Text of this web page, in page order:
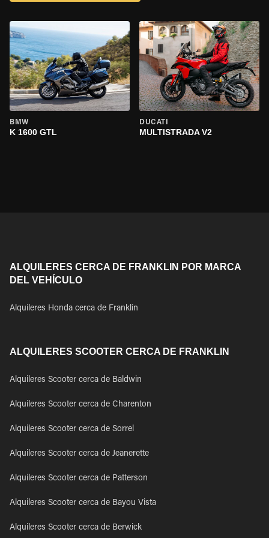
BMW
K 1600 GTL
DUCATI
MULTISTRADA V2
ALQUILERES CERCA DE FRANKLIN POR MARCA
DEL VEHÍCULO
Alquileres Honda cerca de Franklin
ALQUILERES SCOOTER CERCA DE FRANKLIN
Alquileres Scooter cerca de Baldwin
Alquileres Scooter cerca de Charenton
Alquileres Scooter cerca de Sorrel
Alquileres Scooter cerca de Jeanerette
Alquileres Scooter cerca de Patterson
Alquileres Scooter cerca de Bayou Vista
Alquileres Scooter cerca de Berwick